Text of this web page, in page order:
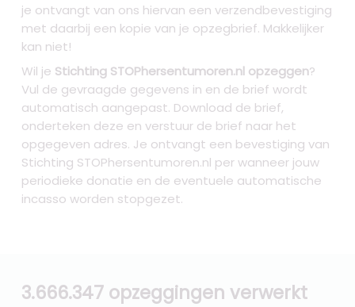
je ontvangt van ons hiervan een verzendbevestiging
met daarbij een kopie van je opzegbrief. Makkelijker
kan niet!
Wil je Stichting STOPhersentumoren.nl opzeggen?
Vul de gevraagde gegevens in en de brief wordt
automatisch aangepast. Download de brief,
onderteken deze en verstuur de brief naar het
opgegeven adres. Je ontvangt een bevestiging van
Stichting STOPhersentumoren.nl per wanneer jouw
periodieke donatie en de eventuele automatische
incasso worden stopgezet.
3.666.347 opzeggingen verwerkt